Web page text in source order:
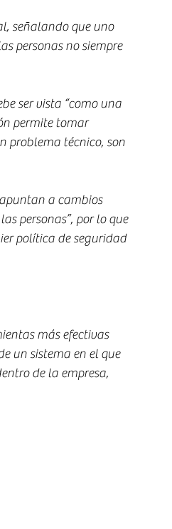
señalando que uno
personas no siempre
ser vista “como una
permite tomar
problema técnico, son
a cambios
personas”, por lo que
política de seguridad
más efectivas
un sistema en el que
de la empresa,